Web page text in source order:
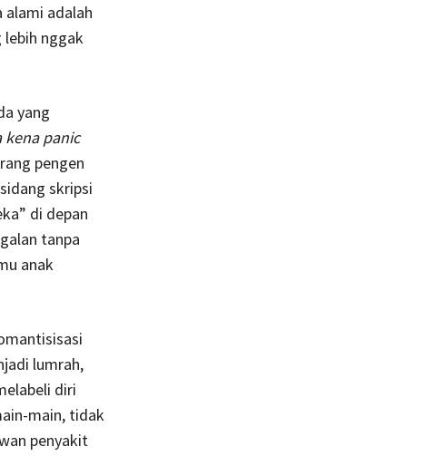
alami adalah
nggak
yang
kena panic
pengen
skripsi
di depan
tanpa
anak
lumrah,
diri
main, tidak
penyakit